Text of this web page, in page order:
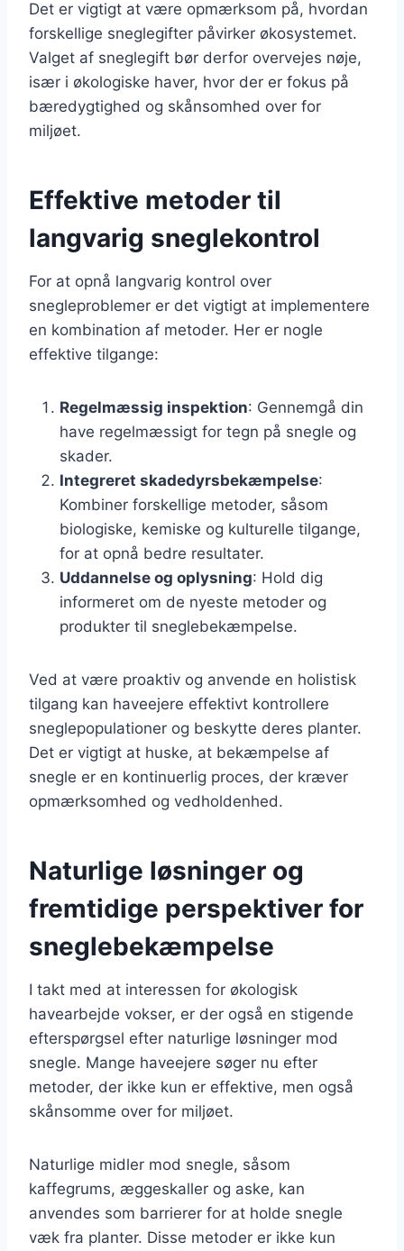
Det er vigtigt at være opmærksom på, hvordan
forskellige sneglegifter påvirker økosystemet.
Valget af sneglegift bør derfor overvejes nøje,
især i økologiske haver, hvor der er fokus på
bæredygtighed og skånsomhed over for
miljøet.
Effektive metoder til
langvarig sneglekontrol
For at opnå langvarig kontrol over
snegleproblemer er det vigtigt at implementere
en kombination af metoder. Her er nogle
effektive tilgange:
Regelmæssig inspektion: Gennemgå din
have regelmæssigt for tegn på snegle og
skader.
Integreret skadedyrsbekæmpelse:
Kombiner forskellige metoder, såsom
biologiske, kemiske og kulturelle tilgange,
for at opnå bedre resultater.
Uddannelse og oplysning: Hold dig
informeret om de nyeste metoder og
produkter til sneglebekæmpelse.
Ved at være proaktiv og anvende en holistisk
tilgang kan haveejere effektivt kontrollere
sneglepopulationer og beskytte deres planter.
Det er vigtigt at huske, at bekæmpelse af
snegle er en kontinuerlig proces, der kræver
opmærksomhed og vedholdenhed.
Naturlige løsninger og
fremtidige perspektiver for
sneglebekæmpelse
I takt med at interessen for økologisk
havearbejde vokser, er der også en stigende
efterspørgsel efter naturlige løsninger mod
snegle. Mange haveejere søger nu efter
metoder, der ikke kun er effektive, men også
skånsomme over for miljøet.
Naturlige midler mod snegle, såsom
kaffegrums, æggeskaller og aske, kan
anvendes som barrierer for at holde snegle
væk fra planter. Disse metoder er ikke kun